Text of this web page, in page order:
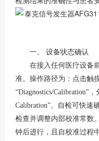
一、
设备状态确认
在接入任何医疗设备
准。操作路径为：点击触
“Diagnostics/Calibration”
Calibration”。自检可快速
检查并调整内部校准常数
钟后进行，且自校准过程